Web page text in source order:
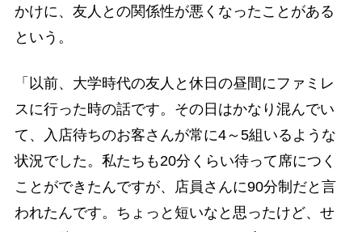
かけに、友人との関係性が悪くなったことがある
という。
「以前、大学時代の友人と休日の昼間にファミレ
スに行った時の話です。その日はかなり混んでい
て、入店待ちのお客さんが常に4～5組いるような
状況でした。私たちも20分くらい待って席につく
ことができたんですが、店員さんに90分制だと言
われたんです。ちょっと短いなと思ったけど、せ